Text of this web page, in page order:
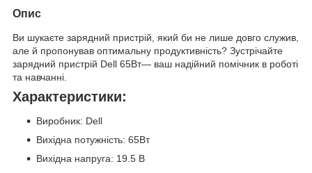
Опис
Ви шукаєте зарядний пристрій, який би не лише довго служив,
але й пропонував оптимальну продуктивність? Зустрічайте
зарядний пристрій Dell 65Вт— ваш надійний помічник в роботі
та навчанні.
Характеристики:
Виробник: Dell
Вихідна потужність: 65Вт
Вихідна напруга: 19.5 В